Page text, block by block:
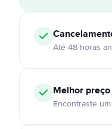
Até 48 horas
Melhor
Encontraste